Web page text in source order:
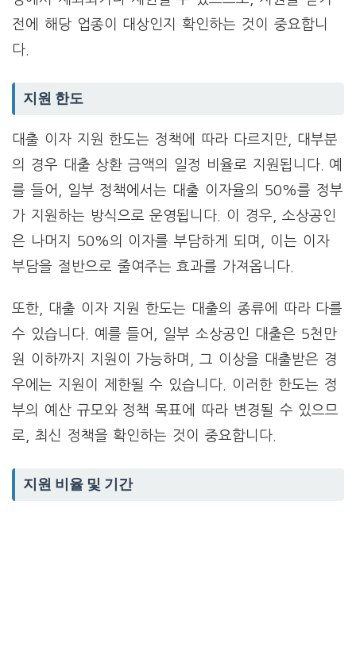
전에 해당 업종이 대상인지 확인하는 것이 중요합니
다.
지원 한도
대출 이자 지원 한도는 정책에 따라 다르지만, 대부분
의 경우 대출 상환 금액의 일정 비율로 지원됩니다. 예
를 들어, 일부 정책에서는 대출 이자율의 50%를 정부
가 지원하는 방식으로 운영됩니다. 이 경우, 소상공인
은 나머지 50%의 이자를 부담하게 되며, 이는 이자
부담을 절반으로 줄여주는 효과를 가져옵니다.
또한, 대출 이자 지원 한도는 대출의 종류에 따라 다를
수 있습니다. 예를 들어, 일부 소상공인 대출은 5천만
원 이하까지 지원이 가능하며, 그 이상을 대출받은 경
우에는 지원이 제한될 수 있습니다. 이러한 한도는 정
부의 예산 규모와 정책 목표에 따라 변경될 수 있으므
로, 최신 정책을 확인하는 것이 중요합니다.
지원 비율 및 기간